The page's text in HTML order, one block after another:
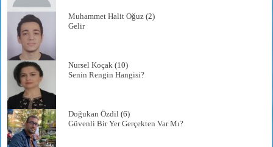
Muhammet Halit Oğuz (2)
Gelir
Nursel Koçak (10)
Senin Rengin Hangisi?
Doğukan Özdil (6)
Güvenli Bir Yer Gerçekten Var Mı?